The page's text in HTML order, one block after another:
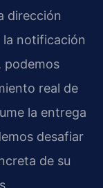
dirección
la notificación
podemos
real de
la entrega
desafiar
de su